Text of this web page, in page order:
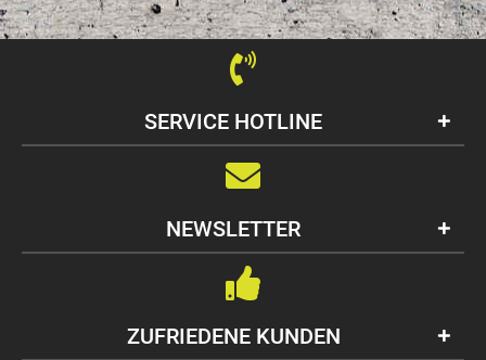
SERVICE HOTLINE
NEWSLETTER
ZUFRIEDENE KUNDEN